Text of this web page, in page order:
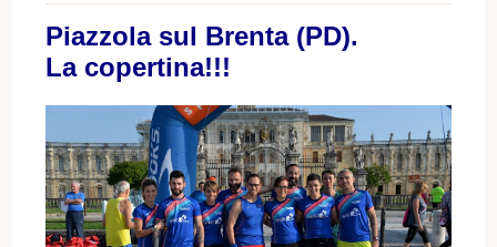
Piazzola sul Brenta (PD).
La copertina!!!